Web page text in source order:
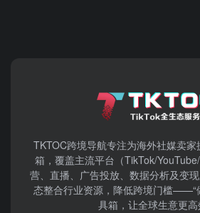
TKTOC跨境导航​专注为海外社媒卖
箱，覆盖主流平台（TikTok/
营、直播、广告投放、数据分析及变
态整合行业资源，降低跨境门槛——“
具箱，让全球生意更高